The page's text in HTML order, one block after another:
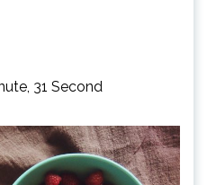
31 Second